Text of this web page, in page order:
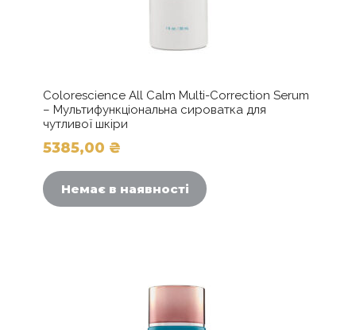
Colorescience All Calm Multi-Correction Serum
– Мультифункціональна сироватка для
чутливої шкіри
5385,00 ₴
Немає в наявності